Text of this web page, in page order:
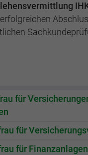
für
für
für